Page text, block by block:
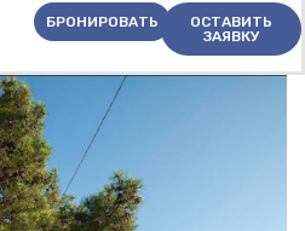
БРОНИРОВАТЬ
ОСТАВИТЬ
ЗАЯВКУ